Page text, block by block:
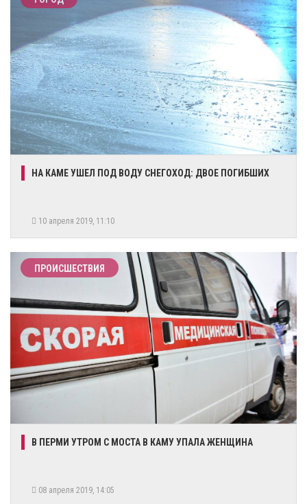
​НА КАМЕ УШЕЛ ПОД ВОДУ СНЕГОХОД: ДВОЕ ПОГИБШИХ
10 апреля 2019, 11:10
ПРОИСШЕСТВИЯ
В ПЕРМИ УТРОМ С МОСТА В КАМУ УПАЛА ЖЕНЩИНА
08 апреля 2019, 14:05